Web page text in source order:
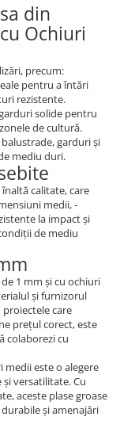
din
Ochiuri
precum:
pentru a întări
rezistente.
solide pentru
de cultură.
garduri și
mediu duri.
calitate, care
medii, -
la impact și
de mediu
1 mm și cu ochiuri
și furnizorul
care
prețul corect, este
colaborezi cu
medii este o alegere
versatilitate. Cu
aceste plase groase
și amenajări